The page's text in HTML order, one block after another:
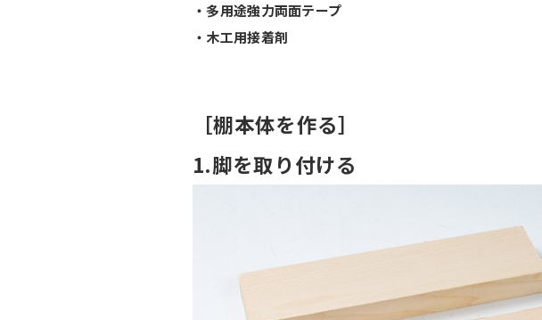
・多用途強力両面テープ
・木工用接着剤
［棚本体を作る］
1.脚を取り付ける